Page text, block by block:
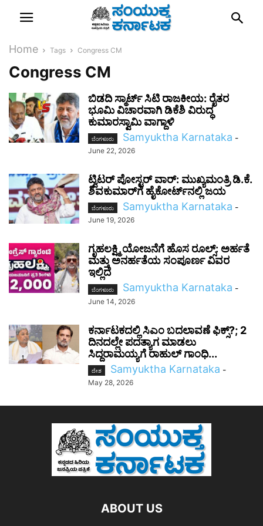
Home Tags Congress CM
Congress CM
ಬಿಡದಿ ಸ್ಮಾರ್ಟ್ ಸಿಟಿ ರಾಜಕೀಯ: ರೈತರ
ಭೂಮಿ ವಿಚಾರವಾಗಿ ಡಿಕೆಶಿ ವಿರುದ್ಧ
ಕುಮಾರಸ್ವಾಮಿ ವಾಗ್ದಾಳಿ
ಬೆಂಗಳೂರು Samyuktha Karnataka -
June 22, 2026
ಟ್ವಿಟರ್ ಪೋಸ್ಟರ್ ವಾರ್: ಮುಖ್ಯಮಂತ್ರಿ ಡಿ.ಕೆ.
ಶಿವಕುಮಾರ್‌ಗೆ ಹೈಕೋರ್ಟ್‌ನಲ್ಲಿ ಜಯ
ಬೆಂಗಳೂರು Samyuktha Karnataka -
June 19, 2026
ಗೃಹಲಕ್ಷ್ಮಿ ಯೋಜನೆಗೆ ಹೊಸ ರೂಲ್ಸ್: ಅರ್ಹತೆ
ಮತ್ತು ಅನರ್ಹತೆಯ ಸಂಪೂರ್ಣ ವಿವರ
ಇಲ್ಲಿದೆ
ಬೆಂಗಳೂರು Samyuktha Karnataka -
June 14, 2026
ಕರ್ನಾಟಕದಲ್ಲಿ ಸಿಎಂ ಬದಲಾವಣೆ ಫಿಕ್ಸ್?; 2
ದಿನದಲ್ಲೇ ಪದತ್ಯಾಗ ಮಾಡಲು
ಸಿದ್ದರಾಮಯ್ಯಗೆ ರಾಹುಲ್ ಗಾಂಧಿ...
ದೇಶ Samyuktha Karnataka -
May 28, 2026
ABOUT US